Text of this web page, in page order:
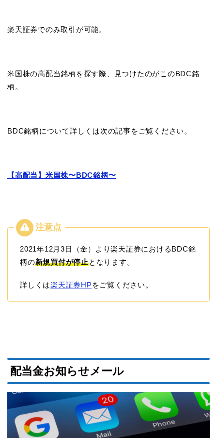
楽天証券でのみ取引が可能。
米国株の高配当銘柄を探す際、見つけたのがこのBDC銘
柄。
BDC銘柄について詳しくは次の記事をご覧ください。
【高配当】米国株〜BDC銘柄〜
2021年12月3日（金）より楽天証券におけるBDC銘
柄の新規買付が停止となります。
詳しくは楽天証券HPをご覧ください。
配当金お知らせメール